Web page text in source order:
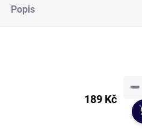
Popis
189 Kč
−